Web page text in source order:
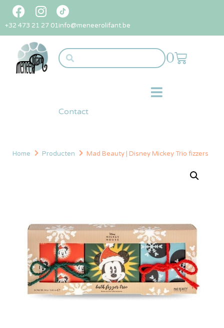
+32 473 21 27 01info@meneerolifant.be
0
Contact
Home Producten Mad Beauty | Disney Mickey Trio fizzers